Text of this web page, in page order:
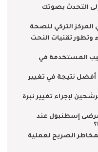
التحدث بصوتك
المركز التركي للصحة
وتطور تقنيات النحت
المستخدمة في
أفضل نتيجة في تغيير
لإجراء تغيير نبرة
إسطنبول عند
الصريح لعملية